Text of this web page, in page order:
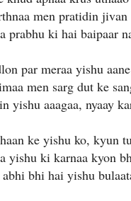
men pratidin
prabhu ki hai baipaar
par meraa yishu
men sarg dut ke
yishu aaagaa, nyaay
ke yishu ko, kyun
yishu ki karnaa kyon
bhi hai yishu